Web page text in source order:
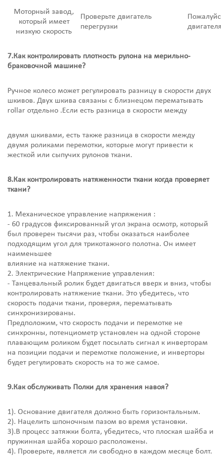
Моторный завод,
который имеет
низкую скорость
Проверьте двигатель
перегрузки
7.Как контролировать плотность рулона на мерильно-
браковочной машине?
Ручное колесо может регулировать разницу в скорости двух
шкивов. Двух шкива связаны с близнецом перематывать
rollar отдельно .Если есть разница в скорости между
двумя шкивами, есть также разница в скорости между
двумя роликами перемотки, которые могут привести к
жесткой или сыпучих рулонов ткани.
8.Как контролировать натяженности ткани когда проверяет
ткани?
1. Механическое управление напряжения :
- 60 градусов фиксированный угол экрана осмотр, который
был проверен тысячи раз, чтобы оказаться наиболее
подходящим угол для трикотажного полотна. Он имеет
наименьшее
влияние на натяжение ткани.
2. Электрические Напряжение управления:
- Танцевальный ролик будет двигаться вверх и вниз, чтобы
контролировать натяжение ткани. Это убедитесь, что
скорость подачи ткани, проверяя, перематывать
синхронизированы.
Предположим, что скорость подачи и перемотке не
синхронны, потенциометр установлен на одной стороне
плавающим роликом будет посылать сигнал к инверторам
на позиции подачи и перемотке положение, и инверторы
будет регулировать скорость на то же самое.
9.Как обслуживать Полки для хранения навоя?
1). Основание двигателя должно быть горизонтальным.
2). Нацелить шпоночным пазом во время установки.
3).В процесс затяжки болта, убедитесь, что плоская шайба и
пружинная шайба хорошо расположены.
4). Проверьте, является ли свободно в каждом месяце болт.